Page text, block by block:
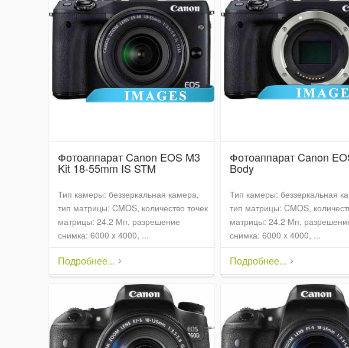
Фотоаппарат Canon EOS M3
Kit 18-55mm IS STM
Тип камеры: беззеркальная камера,
тип матрицы: CMOS, количество точек
матрицы: 24.2 Мп, разрешение
снимка: 6000 x 4000, ...
Подробнее...
Фотоаппарат Canon
Body
Тип камеры: беззеркальная
тип матрицы: CMOS,
матрицы: 24.2 Мп,
снимка: 6000 x 4000, ...
Подробнее...